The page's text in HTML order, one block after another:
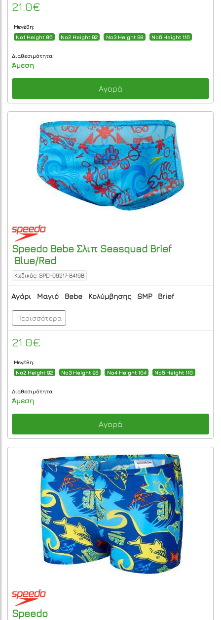
21.0€
Μεγέθη:
No1 Height 86
No2 Height 92 No3 Height 98 No6 Height 116
Διαθεσιμότητα:
Άμεση
Αγορά
Speedo Bebe Σλιπ Seasquad Brief
Blue/Red
Κωδικός: SPD-09217-B419B
Αγόρι Μαγιό Bebe Κολύμβησης SMP Brief
Περισσότερα
21.0€
Μεγέθη:
No2 Height 92
No3 Height 98 No4 Height 104 No5 Height 110
Διαθεσιμότητα:
Άμεση
Αγορά
Speedo